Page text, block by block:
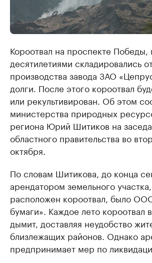
Короотвал на проспекте Победы,
десятилетиями складировались
производства завода ЗАО
долги. После этого короотвал
или рекультивирован. Об этом
министерства природных
региона Юрий Шитиков на
областного правительства во
октября.
По словам Шитикова, до конца
арендатором земельного
расположен короотвал, было
бумаги». Каждое лето короотвал
дымит, доставляя неудобство
близлежащих районов. Однако
предпринимает мер по